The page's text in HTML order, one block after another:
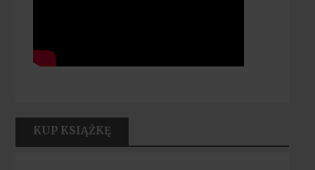
KUP KSIĄŻKĘ